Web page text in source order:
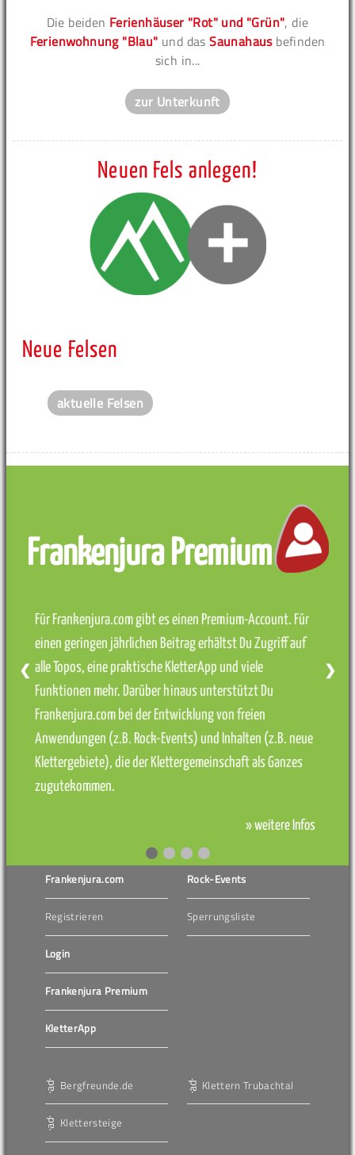
Die beiden Ferienhäuser "Rot" und "Grün", die
Ferienwohnung "Blau" und dasSaunahausbefinden
sich in...
zur Unterkunft
Neuen Fels anlegen!
Neue Felsen
aktuelle Felsen
Frankenjura Premium
Für Frankenjura.com gibt es einen Premium-Account. Für
einen geringen jährlichen Beitrag erhältst Du Zugriff auf
alle Topos, eine praktische KletterApp und viele
Funktionen mehr. Darüber hinaus unterstützt Du
Frankenjura.com bei der Entwicklung von freien
Anwendungen (z.B. Rock-Events) und Inhalten (z.B. neue
Klettergebiete), die der Klettergemeinschaft als Ganzes
zugutekommen.
» weitere Infos
❮ ❯
Frankenjura.com
Registrieren
Login
Frankenjura Premium
KletterApp
Rock-Events
Sperrungsliste
Bergfreunde.de
Klettersteige
Klettern Trubachtal